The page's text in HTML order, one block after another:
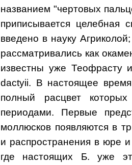
названием "чертовых
приписывается целебная
введено в науку
рассматривались как
известны уже Теофрасту
dactyii. В настоящее
полный расцвет
периодами. Первые
моллюсков появляются в
и распространения в юре
где настоящих Б. уже